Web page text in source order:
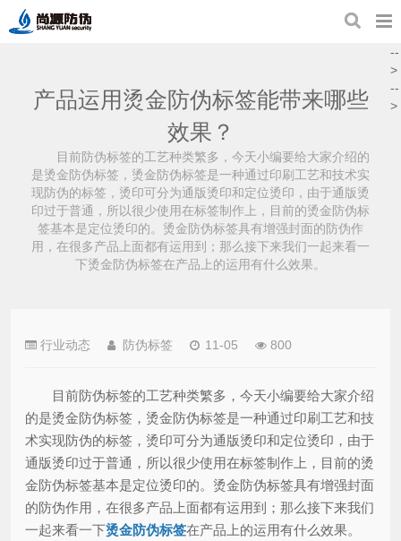
产品运用烫金防伪标签能带来哪些
效果？
目前防伪标签的工艺种类繁多，今天小编要给大家介绍的
是烫金防伪标签，烫金防伪标签是一种通过印刷工艺和技术实
现防伪的标签，烫印可分为通版烫印和定位烫印，由于通版烫
印过于普通，所以很少使用在标签制作上，目前的烫金防伪标
签基本是定位烫印的。烫金防伪标签具有增强封面的防伪作
用，在很多产品上面都有运用到；那么接下来我们一起来看一
下烫金防伪标签在产品上的运用有什么效果。
行业动态 防伪标签 11-05 800
目前防伪标签的工艺种类繁多，今天小编要给大家介绍
的是烫金防伪标签，烫金防伪标签是一种通过印刷工艺和技
术实现防伪的标签，烫印可分为通版烫印和定位烫印，由于
通版烫印过于普通，所以很少使用在标签制作上，目前的烫
金防伪标签基本是定位烫印的。烫金防伪标签具有增强封面
的防伪作用，在很多产品上面都有运用到；那么接下来我们
一起来看一下烫金防伪标签在产品上的运用有什么效果。
--
>
--
>